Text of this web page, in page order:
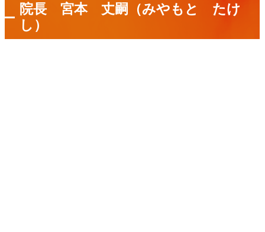
院長 宮本 丈嗣（みやもと たけ
し）